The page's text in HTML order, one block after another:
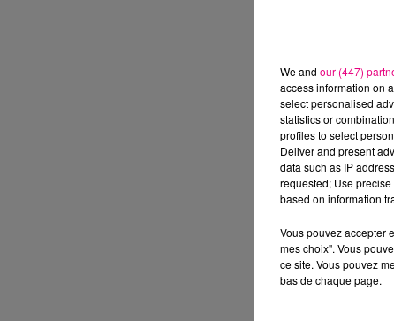
We and our (447)
access information on
select personalised
statistics or
profiles to select
Deliver and present
data such as IP
requested; Use
based on information
Vous pouvez accepter
mes choix". Vous
ce site. Vous pouvez
bas de chaque page.